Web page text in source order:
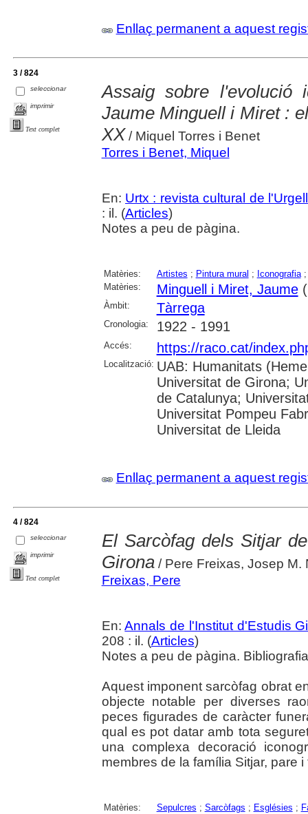
Enllaç permanent a aquest
3 / 824
seleccionar
imprimir
Text complet
Assaig sobre l'evolució
Jaume Minguell i Miret :
XX / Miquel Torres i Benet
Torres i Benet, Miquel
En: Urtx : revista cultural de l'Urgell
: il. (Articles)
Notes a peu de pàgina.
Matèries: Artistes ; Pintura mural ; Iconografia;
Matèries:
Minguell i Miret, Jaume
Àmbit: Tàrrega
Cronologia: 1922 - 1991
Accés: https://raco.cat/
Localització: UAB: Humanitats
Universitat de Girona;
de Catalunya;
Universitat Pompeu
Universitat de Lleida
Enllaç permanent a aquest
4 / 824
seleccionar
imprimir
Text complet
El Sarcòfag dels Sitjar
Girona/ Pere Freixas, Josep M.
Freixas, Pere
En:Annals de l'Institut d'Estudis
208 : il. (Articles)
Notes a peu de pàgina.
Aquest imponent sarcòfag obrat
objecte notable per diverses
peces figurades de caràcter
qual es pot datar amb tota
una complexa decoració
membres de la família Sitjar, pare
Matèries: Sepulcres ; Sarcòfags ; Esglésies ;